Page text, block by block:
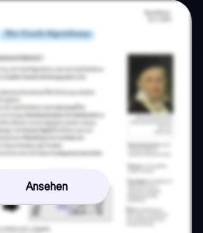
Ansehen